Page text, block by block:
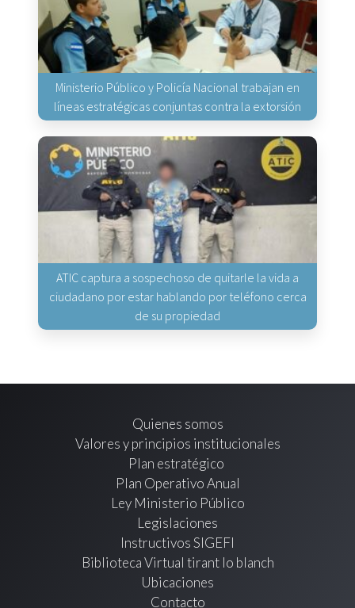
Ministerio Público y Policía Nacional trabajan en
líneas estratégicas conjuntas contra la extorsión
ATIC captura a sospechoso de quitarle la vida a
ciudadano por estar hablando por teléfono cerca
de su propiedad
Quienes somos
Valores y principios institucionales
Plan estratégico
Plan Operativo Anual
Ley Ministerio Público
Legislaciones
Instructivos SIGEFI
Biblioteca Virtual tirant lo blanch
Ubicaciones
Contacto